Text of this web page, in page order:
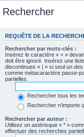
Rechercher
REQUÊTE DE LA
Rechercher par mots-clés :
Insérez le caractère « + »
doit être ignoré. Insérez une
discontinues « | » si seul un
comme métacaractère passe-
partielles.
Rechercher tous les
Rechercher n’importe
Rechercher par auteur :
Utilisez un astérisque « * »
effectuer des recherches